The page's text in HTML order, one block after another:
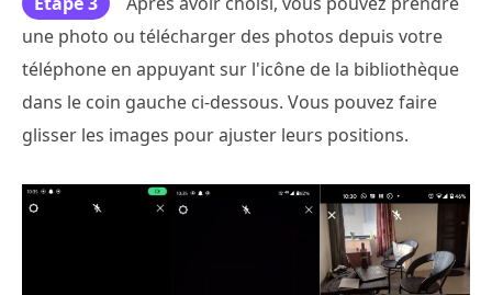
une photo ou télécharger des photos depuis votre
téléphone en appuyant sur l'icône de la bibliothèque
dans le coin gauche ci-dessous. Vous pouvez faire
glisser les images pour ajuster leurs positions.